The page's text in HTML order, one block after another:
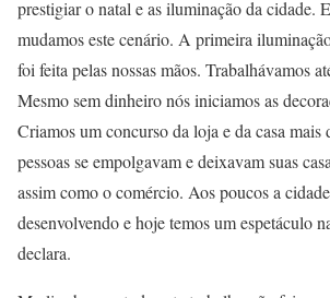
prestigiar o natal e as iluminação da cidade.
mudamos este cenário. A primeira
foi feita pelas nossas mãos. Trabalhávamos
Mesmo sem dinheiro nós iniciamos as
Criamos um concurso da loja e da casa mais
pessoas se empolgavam e deixavam suas
assim como o comércio. Aos poucos a
desenvolvendo e hoje temos um espetáculo
declara.